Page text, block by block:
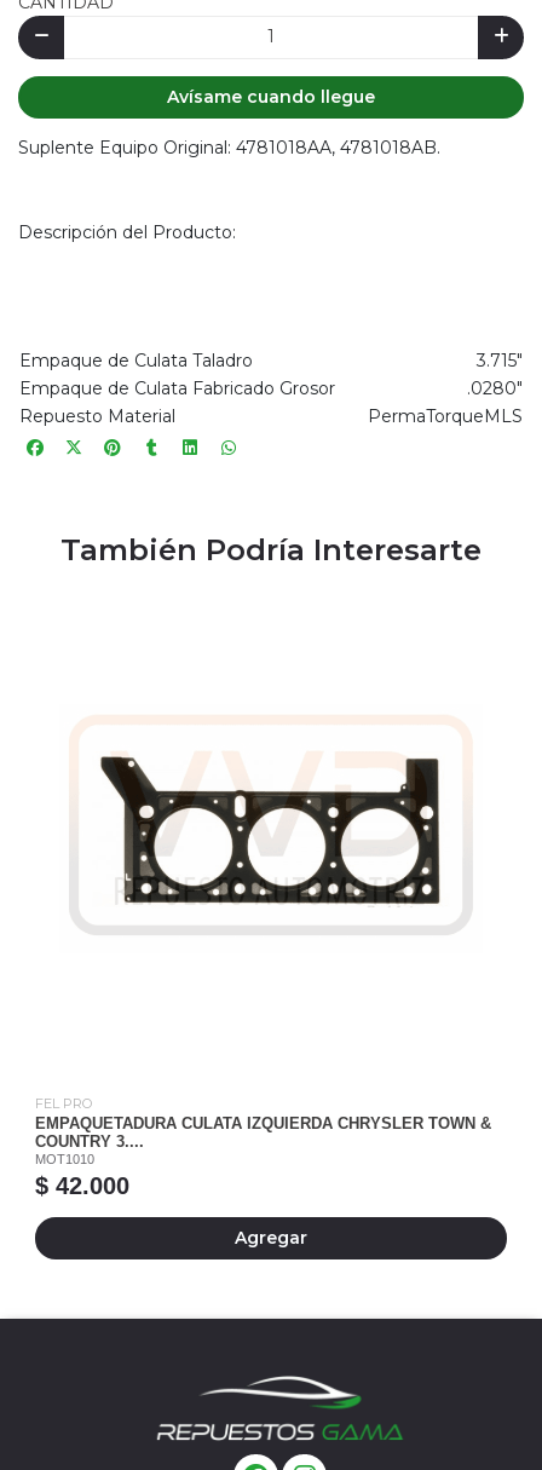
Avísame cuando llegue
Suplente Equipo Original: 4781018AA, 4781018AB.
Descripción del Producto:
Empaque de Culata Taladro
3.715"
Empaque de Culata Fabricado Grosor
.0280"
Repuesto Material
PermaTorqueMLS
También Podría Interesarte
FEL PRO
EMPAQUETADURA CULATA IZQUIERDA CHRYSLER TOWN &
COUNTRY 3....
MOT1010
$ 42.000
Agregar